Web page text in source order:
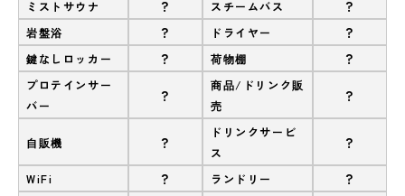
ミストサウナ ? スチームバス ?
岩盤浴 ? ドライヤー ?
鍵なしロッカー ? 荷物棚 ?
プロテインサー
バー
?
商品/ドリンク販
売
?
自販機 ?
ドリンクサービ
ス
?
WiFi ? ランドリー ?